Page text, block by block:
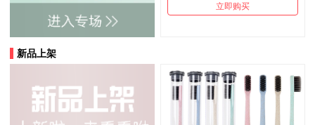
立即购买
新品上架